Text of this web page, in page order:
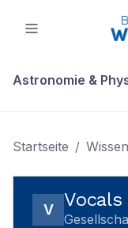
Astronomie &
Startseite /
V Vocals